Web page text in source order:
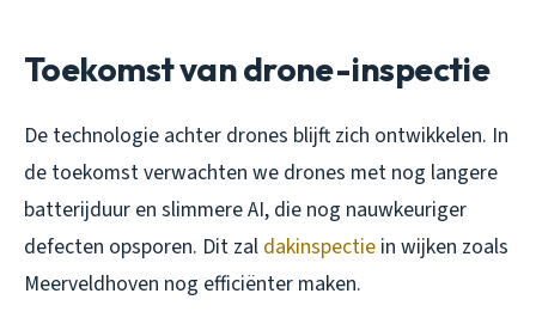
Toekomst van drone-inspectie
De technologie achter drones blijft zich ontwikkelen. In
de toekomst verwachten we drones met nog langere
batterijduur en slimmere AI, die nog nauwkeuriger
defecten opsporen. Dit zal dakinspectie in wijken zoals
Meerveldhoven nog efficiënter maken.